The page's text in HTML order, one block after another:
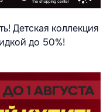
Детская коллекция
до 50%!